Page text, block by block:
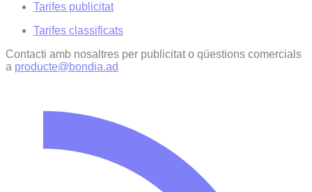
Tarifes publicitat
Tarifes classificats
Contacti amb nosaltres per publicitat o qüestions comercials
a producte@bondia.ad